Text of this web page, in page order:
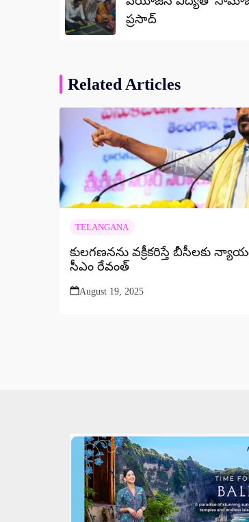
ప్రసాద్
Related Articles
TELANGANA
కులగణనను వక్రీకరిస్తే బీసీలకు
సీఎం రేవంత్
August 19, 2025